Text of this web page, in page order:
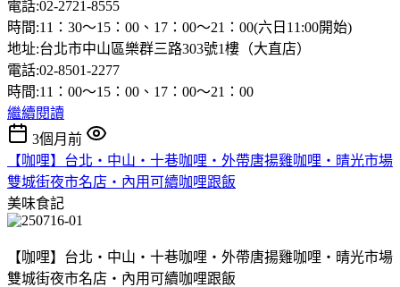
電話:02-2721-8555
時間:11：30〜15：00、17：00〜21：00(六日11:00開始)
地址:台北市中山區樂群三路303號1樓（大直店）
電話:02-8501-2277
時間:11：00〜15：00、17：00〜21：00
繼續閱讀
3個月前
【咖哩】台北‧中山‧十巷咖哩‧外帶唐揚雞咖哩‧晴光市場
雙城街夜市名店‧內用可續咖哩跟飯
美味食記
【咖哩】台北‧中山‧十巷咖哩‧外帶唐揚雞咖哩‧晴光市場
雙城街夜市名店‧內用可續咖哩跟飯